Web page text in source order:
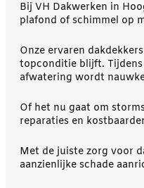
Bij VH Dakwerken in
plafond of schimmel op
Onze ervaren
topconditie blijft. Tijdens
afwatering wordt
Of het nu gaat om
reparaties en
Met de juiste zorg voor
aanzienlijke schade